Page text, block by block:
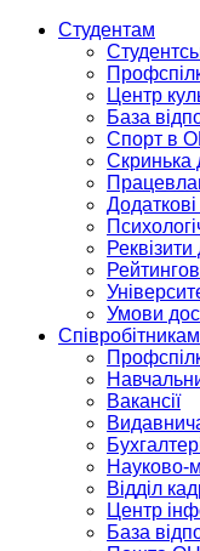
Студентам
Центр
База
Спорт в
Скринька
Умови
Співробітникам
Вакансії
Науково-
Відділ
Центр
База